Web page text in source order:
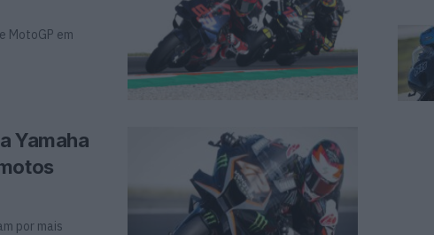
MotoGP em
Yamaha
por mais